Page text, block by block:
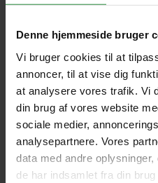
Denne hjemmeside bruger
Vi bruger cookies til at
annoncer, til at vise dig
at analysere vores trafik. Vi
din brug af vores website
sociale medier,
analysepartnere. Vores
data med andre
de har indsamlet fra din
Profil for
FLT Alarmer ApS drives
er hjemmehørende i
beliggende i Danmark.
Det hele begyndte i
Flemming Larsen
Alarmer blev etableret,
navn til FLT Alarmer og